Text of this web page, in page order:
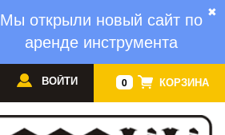
✖
Мы открыли новый сайт по
аренде инструмента
0 КОРЗИНА
ВОЙТИ